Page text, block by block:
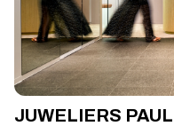
JUWELIERS PAUL